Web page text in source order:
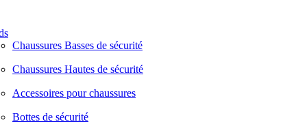
Chaussures Basses de sécurité
Chaussures Hautes de sécurité
Accessoires pour chaussures
Bottes de sécurité